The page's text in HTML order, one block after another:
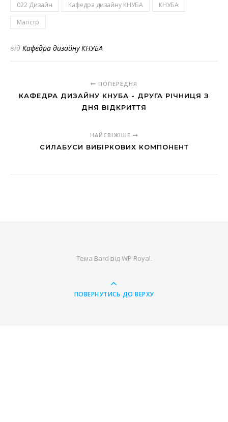
022 Дизайн Кафедра дизайну КНУБА
КНУБА
Магістр
від Кафедра дизайну КНУБА
ПОПЕРЕДНЯ
КАФЕДРА ДИЗАЙНУ КНУБА - ДРУГА РІЧНИЦЯ З
ДНЯ ВІДКРИТТЯ
НАЙСВІЖІШЕ
СИЛАБУСИ ВИБІРКОВИХ КОМПОНЕНТ
Тема Bard відWP Royal.
ПОВЕРНУТИСЬ ДО ВЕРХУ